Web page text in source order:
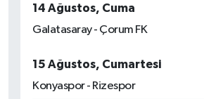
14 Ağustos, Cuma
Galatasaray - Çorum FK
15 Ağustos, Cumartesi
Konyaspor - Rizespor